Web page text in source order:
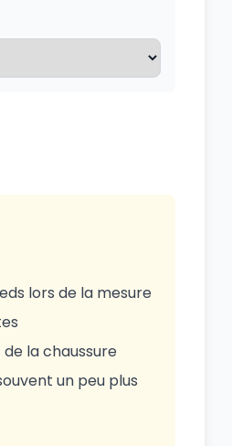
lors de la mesure
la chaussure
un peu plus